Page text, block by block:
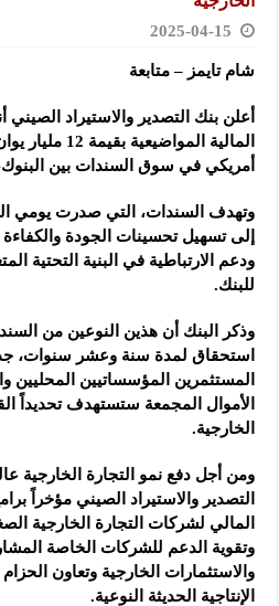
2025-04-15
شام تايمز – متابعة
أعلن بنك التصدير والاستيراد
أمريكي في سوق السندات بين
وتهدف السندات، التي صدرت يومي
إلى تسهيل تحسينات الجودة والكفاءة
ودعم الارتباطية في البنية التحتية
للبنك.
وذكر البنك أن هذين النوعين من
استحقاق لمدة سنة وعشر سنوات،
المستثمرين المؤسساتيين المحليين
الأموال المجمعة ستستهدف تحديداً
الخارجية.
ومن أجل دفع نمو التجارة الخارجية
التصدير والاستيراد الصيني مؤخراً
المالي لشركات التجارة الخارجية
وتقوية الدعم للشركات الخاصة
والاستثمارات الخارجية وتعاون
الإنتاجية الحديثة النوعية.